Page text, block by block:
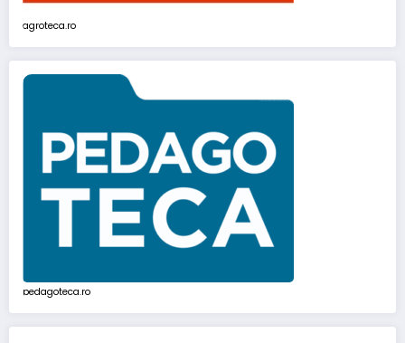
agroteca.ro
pedagoteca.ro